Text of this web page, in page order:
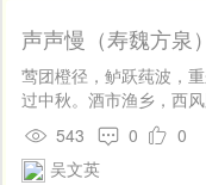
声声慢（寿魏方泉）
莺团橙径，鲈跃莼波，
过中秋。酒市渔乡，西
春柔。宿春去年村墅，看
云、还委西畴。凤池去，
人有分，借与迟留。 应是
543 0
0
吴文英